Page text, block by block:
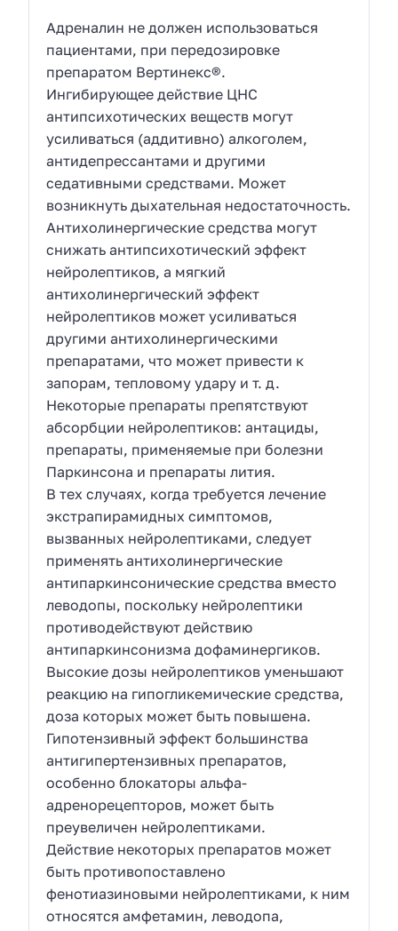
Адреналин не должен использоваться
пациентами, при передозировке
препаратом Вертинекс®.
Ингибирующее действие ЦНС
антипсихотических веществ могут
усиливаться (аддитивно) алкоголем,
антидепрессантами и другими
седативными средствами. Может
возникнуть дыхательная недостаточность.
Антихолинергические средства могут
снижать антипсихотический эффект
нейролептиков, а мягкий
антихолинергический эффект
нейролептиков может усиливаться
другими антихолинергическими
препаратами, что может привести к
запорам, тепловому удару и т. д.
Некоторые препараты препятствуют
абсорбции нейролептиков: антациды,
препараты, применяемые при болезни
Паркинсона и препараты лития.
В тех случаях, когда требуется лечение
экстрапирамидных симптомов,
вызванных нейролептиками, следует
применять антихолинергические
антипаркинсонические средства вместо
леводопы, поскольку нейролептики
противодействуют действию
антипаркинсонизма дофаминергиков.
Высокие дозы нейролептиков уменьшают
реакцию на гипогликемические средства,
доза которых может быть повышена.
Гипотензивный эффект большинства
антигипертензивных препаратов,
особенно блокаторы альфа-
адренорецепторов, может быть
преувеличен нейролептиками.
Действие некоторых препаратов может
быть противопоставлено
фенотиазиновыми нейролептиками, к ним
относятся амфетамин, леводопа,